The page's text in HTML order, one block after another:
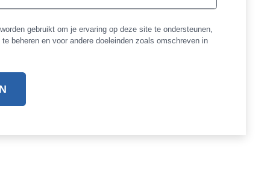
gebruikt om je ervaring op deze site te ondersteunen,
beheren en voor andere doeleinden zoals omschreven in